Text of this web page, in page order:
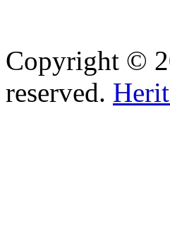
Copyright ©
reserved.